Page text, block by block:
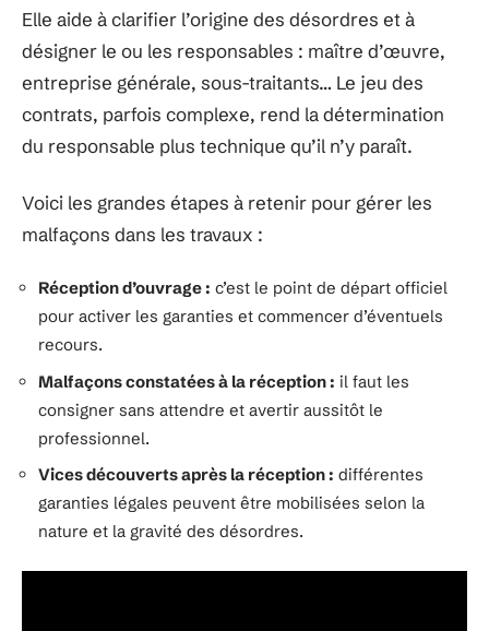
Elle aide à clarifier l’origine des désordres et à
désigner le ou les responsables : maître d’œuvre,
entreprise générale, sous-traitants… Le jeu des
contrats, parfois complexe, rend la détermination
du responsable plus technique qu’il n’y paraît.
Voici les grandes étapes à retenir pour gérer les
malfaçons dans les travaux :
Réception d’ouvrage : c’est le point de départ officiel
pour activer les garanties et commencer d’éventuels
recours.
Malfaçons constatées à la réception : il faut les
consigner sans attendre et avertir aussitôt le
professionnel.
Vices découverts après la réception : différentes
garanties légales peuvent être mobilisées selon la
nature et la gravité des désordres.